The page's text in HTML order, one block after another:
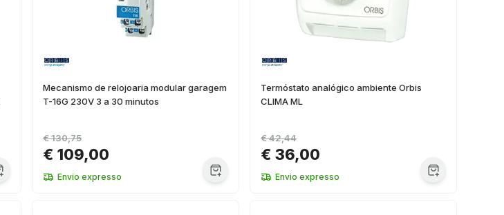
Mecanismo de relojoaria modular garagem
T-16G 230V 3 a 30 minutos
€ 109,00
€ 130,75
Envio expresso
Termóstato analógico ambiente Orbis
CLIMA ML
€ 36,00
€ 42,44
Envio expresso